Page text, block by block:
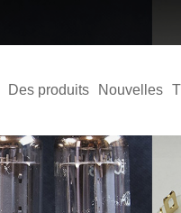
Des produits Nouvelles